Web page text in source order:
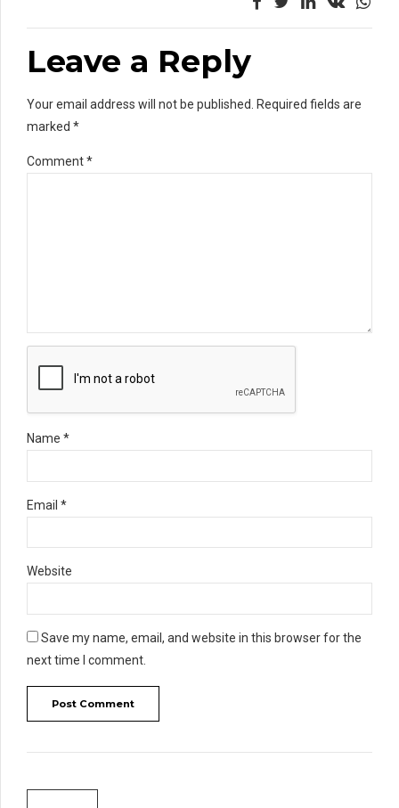
Leave a Reply
Your email address will not be published. Required fields are
marked *
Comment*
Name *
Email *
Website
Save my name, email, and website in this browser for the
next time I comment.
Post Comment